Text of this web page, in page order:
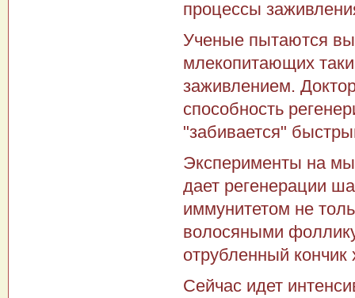
процессы
Ученые пытаются
млекопитающих
заживлением.
способность
"забивается"
Эксперименты на
дает регенерации
иммунитетом не
волосяными
отрубленный кончик
Сейчас идет